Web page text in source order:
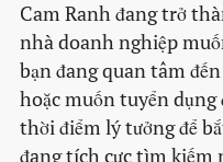
Cam Ranh đang trở
nhà doanh nghiệp
bạn đang quan tâm
hoặc muốn tuyển dụng
thời điểm lý tưởng để
đang tích cực tìm kiếm